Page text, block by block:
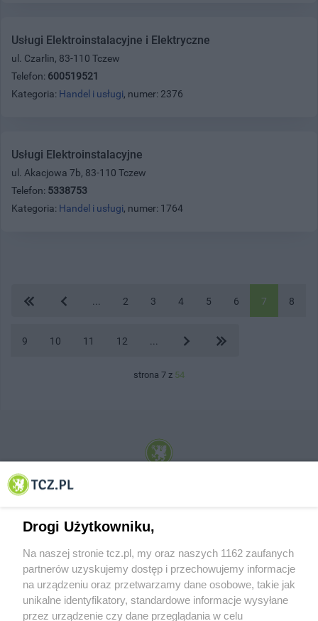
Usługi Elektroinstalacyjne i Elektryczne
ul. Czarlin, 83-110 Tczew
Telefon: 600519521
Kategoria: Handel i usługi, numer: 2376
Usługi Elektroinstalacyjne
ul. Akacjowa 7b, 83-110 Tczew
Telefon: 5338753
Kategoria: Handel i usługi, numer: 1764
2 3 4 5 6 7 8
9 10 11 12
strona 7 z 54
© 2001-2026 Tczew - TCZ.PL Sp. z o.o. Internetowy Serwis Informacyjny Miasta
Drogi Użytkowniku,
Na naszej stronie tcz.pl, my oraz naszych 1162 zaufanych
partnerów uzyskujemy dostęp i przechowujemy informacje
na urządzeniu oraz przetwarzamy dane osobowe, takie jak
unikalne identyfikatory, standardowe informacje wysyłane
przez urządzenie czy dane przeglądania w celu